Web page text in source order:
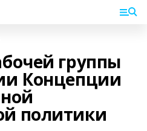
группы
Концепции
политики